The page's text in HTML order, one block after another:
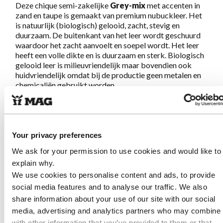
Your privacy preferences
We ask for your permission to use cookies and would like to
explain why.
We use cookies to personalise content and ads, to provide
social media features and to analyse our traffic. We also
share information about your use of our site with our social
media, advertising and analytics partners who may combine
Deze chique semi-zakelijke Grey-mixmet accenten in
zand en taupe is gemaakt van premium nubuckleer. Het
is natuurlijk (biologisch) gelooid, zacht, stevig en
duurzaam. De buitenkant van het leer wordt geschuurd
waardoor het zacht aanvoelt en soepel wordt. Het leer
heeft een volle dikte en is duurzaam en sterk. Biologisch
gelooid leer is milieuvriendelijk maar bovendien ook
huidvriendelijk omdat bij de productie geen metalen en
chemicaliën gebruikt worden.
Geweldig lopen gegarandeerd!
Eigenschappen Sympasneaker 4464
Grey
Gemaakt van zacht en sterk, natuurlijk gelooid
nubuckleer. Dit premium leer is biologisch
geproduceerd en daardoor vrij van metalen en
chemische toevoegingen
Beetje extra hakhoogte voor extra comfort en